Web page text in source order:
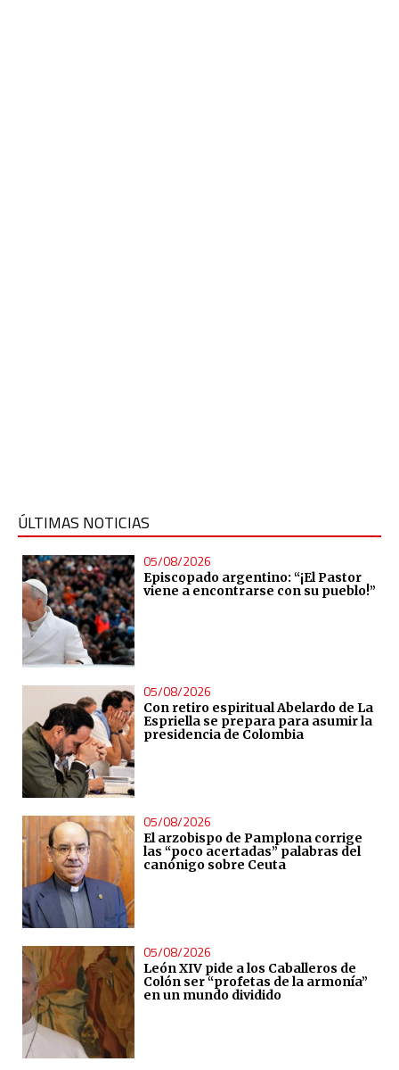
ÚLTIMAS NOTICIAS
05/08/2026
Episcopado argentino: “¡El Pastor
viene a encontrarse con su pueblo!”
05/08/2026
Con retiro espiritual Abelardo de La
Espriella se prepara para asumir la
presidencia de Colombia
05/08/2026
El arzobispo de Pamplona corrige
las “poco acertadas” palabras del
canónigo sobre Ceuta
05/08/2026
León XIV pide a los Caballeros de
Colón ser “profetas de la armonía”
en un mundo dividido